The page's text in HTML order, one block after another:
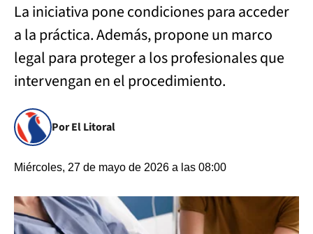
La iniciativa pone condiciones para acceder
a la práctica. Además, propone un marco
legal para proteger a los profesionales que
intervengan en el procedimiento.
Por El Litoral
Miércoles, 27 de mayo de 2026 a las 08:00